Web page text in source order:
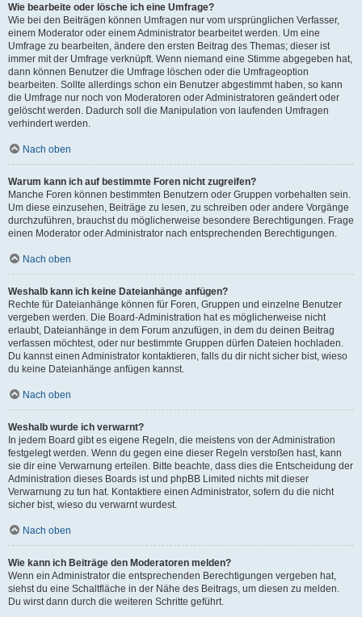
Wie bearbeite oder lösche ich eine Umfrage?
Wie bei den Beiträgen können Umfragen nur vom ursprünglichen Verfasser,
einem Moderator oder einem Administrator bearbeitet werden. Um eine
Umfrage zu bearbeiten, ändere den ersten Beitrag des Themas; dieser ist
immer mit der Umfrage verknüpft. Wenn niemand eine Stimme abgegeben hat,
dann können Benutzer die Umfrage löschen oder die Umfrageoption
bearbeiten. Sollte allerdings schon ein Benutzer abgestimmt haben, so kann
die Umfrage nur noch von Moderatoren oder Administratoren geändert oder
gelöscht werden. Dadurch soll die Manipulation von laufenden Umfragen
verhindert werden.
Nach oben
Warum kann ich auf bestimmte Foren nicht zugreifen?
Manche Foren können bestimmten Benutzern oder Gruppen vorbehalten sein.
Um diese einzusehen, Beiträge zu lesen, zu schreiben oder andere Vorgänge
durchzuführen, brauchst du möglicherweise besondere Berechtigungen. Frage
einen Moderator oder Administrator nach entsprechenden Berechtigungen.
Nach oben
Weshalb kann ich keine Dateianhänge anfügen?
Rechte für Dateianhänge können für Foren, Gruppen und einzelne Benutzer
vergeben werden. Die Board-Administration hat es möglicherweise nicht
erlaubt, Dateianhänge in dem Forum anzufügen, in dem du deinen Beitrag
verfassen möchtest, oder nur bestimmte Gruppen dürfen Dateien hochladen.
Du kannst einen Administrator kontaktieren, falls du dir nicht sicher bist, wieso
du keine Dateianhänge anfügen kannst.
Nach oben
Weshalb wurde ich verwarnt?
In jedem Board gibt es eigene Regeln, die meistens von der Administration
festgelegt werden. Wenn du gegen eine dieser Regeln verstoßen hast, kann
sie dir eine Verwarnung erteilen. Bitte beachte, dass dies die Entscheidung der
Administration dieses Boards ist und phpBB Limited nichts mit dieser
Verwarnung zu tun hat. Kontaktiere einen Administrator, sofern du die nicht
sicher bist, wieso du verwarnt wurdest.
Nach oben
Wie kann ich Beiträge den Moderatoren melden?
Wenn ein Administrator die entsprechenden Berechtigungen vergeben hat,
siehst du eine Schaltfläche in der Nähe des Beitrags, um diesen zu melden.
Du wirst dann durch die weiteren Schritte geführt.